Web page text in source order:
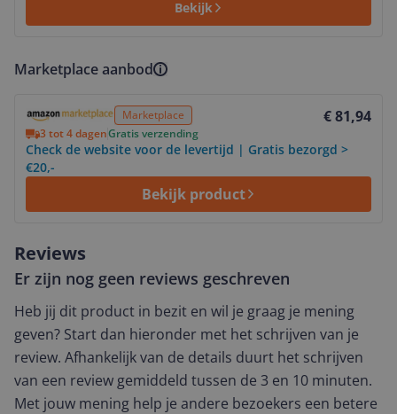
Bekijk
Marketplace aanbod
Marketplace € 81,94
3 tot 4 dagenGratis verzending
Check de website voor de levertijd | Gratis bezorgd >
€20,-
Bekijk product
Reviews
Er zijn nog geen reviews geschreven
Heb jij dit product in bezit en wil je graag je mening
geven? Start dan hieronder met het schrijven van je
review. Afhankelijk van de details duurt het schrijven
van een review gemiddeld tussen de 3 en 10 minuten.
Met jouw mening help je andere bezoekers een betere